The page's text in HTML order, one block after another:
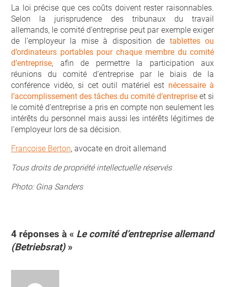
La loi précise que ces coûts doivent rester raisonnables.
Selon la jurisprudence des tribunaux du travail
allemands, le comité d’entreprise peut par exemple exiger
de l’employeur la mise à disposition de tablettes ou
d’ordinateurs portables pour chaque membre du comité
d’entreprise, afin de permettre la participation aux
réunions du comité d’entreprise par le biais de la
conférence vidéo, si cet outil matériel est nécessaire à
l’accomplissement des tâches du comité d’entreprise et si
le comité d’entreprise a pris en compte non seulement les
intérêts du personnel mais aussi les intérêts légitimes de
l’employeur lors de sa décision.
Françoise Berton, avocate en droit allemand
Tous droits de propriété intellectuelle réservés
Photo: Gina Sanders
4 réponses à « Le comité d’entreprise allemand
(Betriebsrat)»